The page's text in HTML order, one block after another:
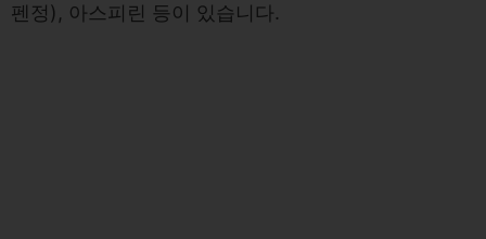
펜정), 아스피린 등이 있습니다.